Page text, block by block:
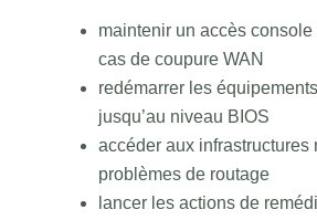
maintenir un accès console
cas de coupure WAN
redémarrer les
jusqu’au niveau BIOS
accéder aux infrastructures
problèmes de routage
lancer les actions de